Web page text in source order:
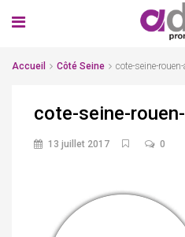
Accueil Côté Seine cote-seine-
cote-seine-
13 juillet 2017 0